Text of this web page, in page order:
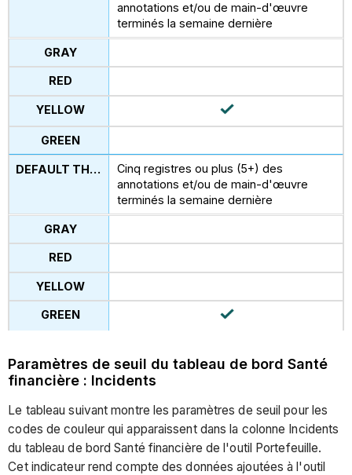
annotations et/ou de main-d'œuvre
terminés la semaine dernière
Cinq registres ou plus (5+) des
annotations et/ou de main-d'œuvre
terminés la semaine dernière
Paramètres de seuil du tableau de bord Santé
financière : Incidents
Le tableau suivant montre les paramètres de seuil pour les
codes de couleur qui apparaissent dans la colonne Incidents
du tableau de bord Santé financière de l'outil Portefeuille.
Cet indicateur rend compte des données ajoutées à l'outil